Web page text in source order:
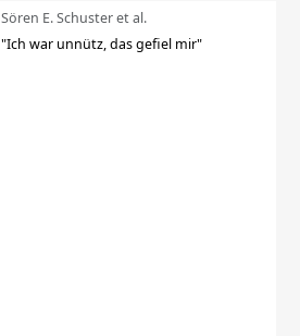
Sören E. Schuster et al.
"Ich war unnütz, das gefiel mir"